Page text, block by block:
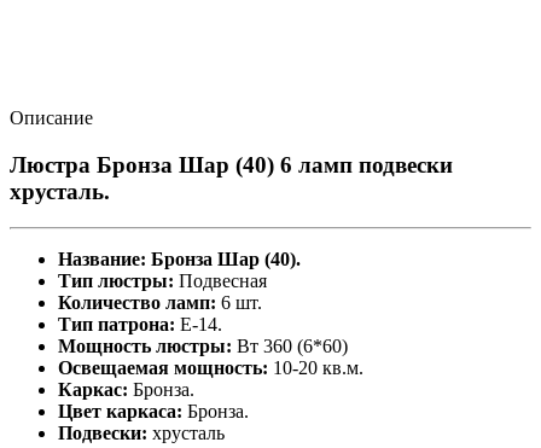
Описание
Люстра Бронза Шар (40) 6 ламп подвески
хрусталь.
Название: Бронза Шар (40).
Тип люстры: Подвесная
Количество ламп: 6 шт.
Тип патрона: Е-14.
Мощность люстры: Вт 360 (6*60)
Освещаемая мощность: 10-20 кв.м.
Каркас: Бронза.
Цвет каркаса: Бронза.
Подвески: хрусталь